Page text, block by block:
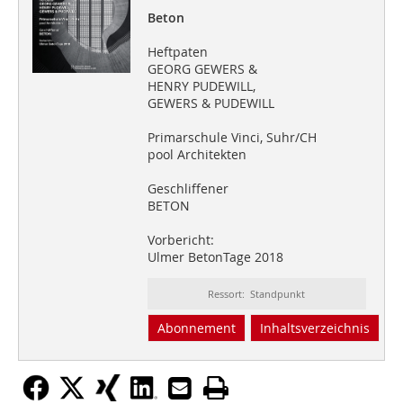
Beton
Heftpaten
GEORG GEWERS &
HENRY PUDEWILL,
GEWERS & PUDEWILL
Primarschule Vinci, Suhr/CH
pool Architekten
Geschliffener
BETON
Vorbericht:
Ulmer BetonTage 2018
Ressort: Standpunkt
Abonnement Inhaltsverzeichnis